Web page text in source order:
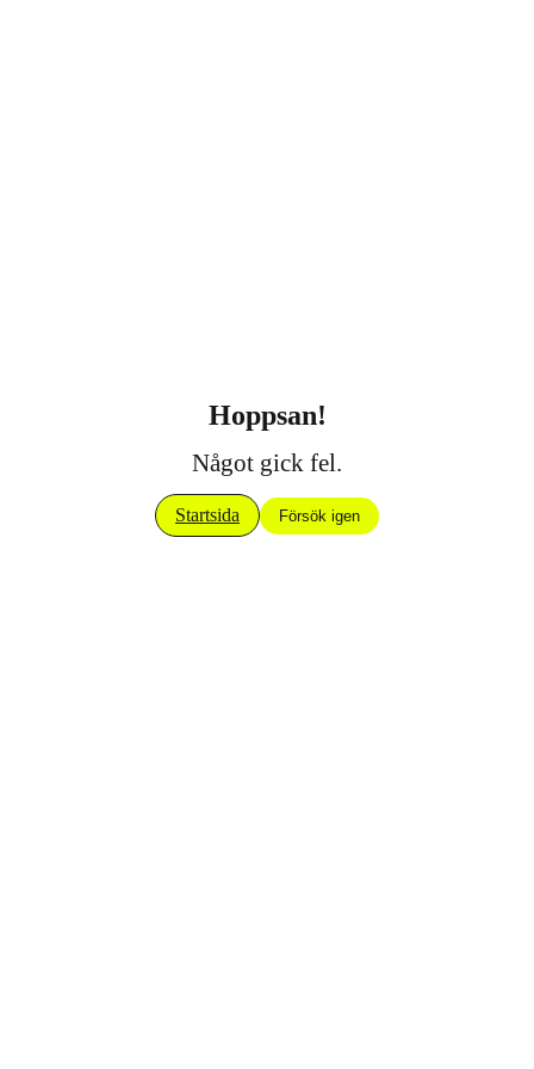
Hoppsan!
Något gick fel.
Startsida Försök igen